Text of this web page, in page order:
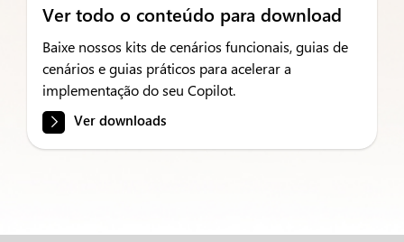
Ver todo o conteúdo para download
Baixe nossos kits de cenários funcionais, guias de
cenários e guias práticos para acelerar a
implementação do seu Copilot.
Ver downloads